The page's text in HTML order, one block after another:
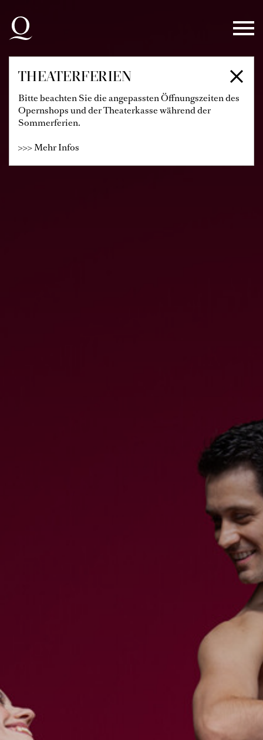
Zur Hauptnavigation springen
Zum Hauptinhalt springen
Zum Footer springen
THEATERFERIEN
Bitte beachten Sie die angepassten Öffnungszeiten des
Opernshops und der Theaterkasse während der
Sommerferien.
>>> Mehr Infos